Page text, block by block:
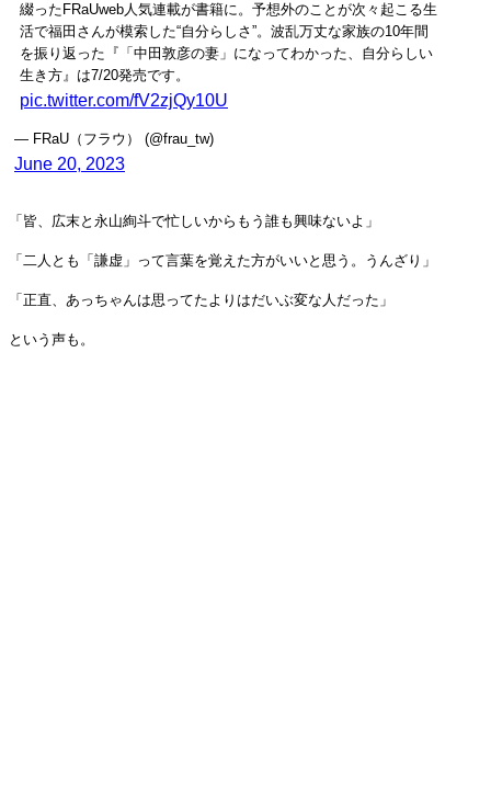
綴ったFRaUweb人気連載が書籍に。予想外のことが次々起こる生
活で福田さんが模索した“自分らしさ”。波乱万丈な家族の10年間
を振り返った『「中田敦彦の妻」になってわかった、自分らしい
生き方』は7/20発売です。
pic.twitter.com/fV2zjQy10U
— FRaU（フラウ） (@frau_tw)
June 20, 2023
「皆、広末と永山絢斗で忙しいからもう誰も興味ないよ」
「二人とも「謙虚」って言葉を覚えた方がいいと思う。うんざり」
「正直、あっちゃんは思ってたよりはだいぶ変な人だった」
という声も。